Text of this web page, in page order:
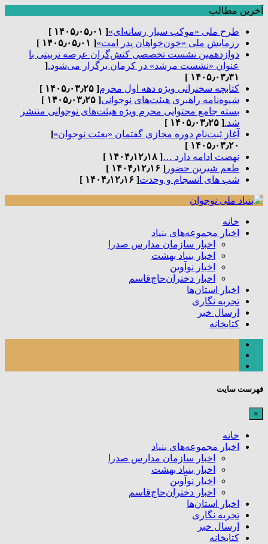
آخرین مطالب
طرح ملی «موکب سیار رسانه‌ای»[ ۱۴۰۵٫۰۵٫۰۱ ]
رزمایش ملی «خون‌خواهان پدر امت»[ ۱۴۰۵٫۰۵٫۰۱ ]
دوازدهمین نشست تخصصی کنش‌گران عرصه تربیتی با
عنوان «نشست مرشد» در کرمان برگزار می‌شود.[
۱۴۰۵٫۰۳٫۳۱ ]
کتابچه سخنرانی ویژه دهه اول محرم[ ۱۴۰۵٫۰۳٫۲۵ ]
شیوه‌نامه راهبری هیئت‌های نوجوانی[ ۱۴۰۵٫۰۳٫۲۵ ]
بسته جامع محتوایی محرم ویژه هیئت‌های نوجوانی منتشر
شد.[ ۱۴۰۵٫۰۳٫۲۵ ]
آغاز ثبت‌نام دوره مجازی گفتمان «بعثت نوجوان»[
۱۴۰۵٫۰۳٫۲۰ ]
نهضت ادامه دارد …[ ۱۴۰۴٫۱۲٫۱۸ ]
طعم شیرین حضور [ ۱۴۰۴٫۱۲٫۱۶ ]
شب های انسجام و وحدت[ ۱۴۰۴٫۱۲٫۱۶ ]
خانه
اخبار مجموعه‌های بنیاد
اخبار سازمان مدارس صدرا
اخبار بنیاد بهشت
اخبار نوآوین
اخبار دختران‌حاج‌قاسم
اخبار استان‌ها
تجربه نگاری
ارسال خبر
کتابخانه
فهرست سایت
×
خانه
اخبار مجموعه‌های بنیاد
اخبار سازمان مدارس صدرا
اخبار بنیاد بهشت
اخبار نوآوین
اخبار دختران‌حاج‌قاسم
اخبار استان‌ها
تجربه نگاری
ارسال خبر
کتابخانه